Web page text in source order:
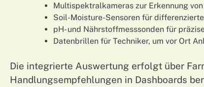
Multispektralkameras zur Erkennung
Soil-Moisture-Sensoren für
pH- und Nährstoffmesssonden für
Datenbrillen für Techniker, um vor Ort
Die integrierte Auswertung erfolgt über
Handlungsempfehlungen in Dashboards